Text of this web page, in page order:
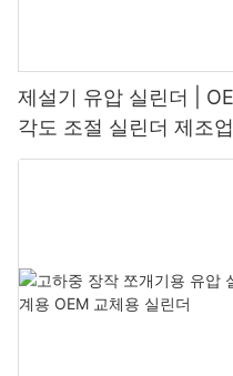
제설기 유압 실린더 |
각도 조절 실린더 제조